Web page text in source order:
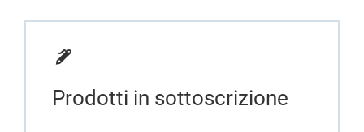
Prodotti in sottoscrizione